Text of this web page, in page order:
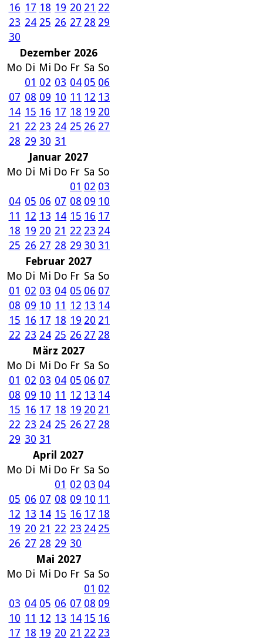
16 17 18 19 20 21 22
23 24 25 26 27 28 29
30
Dezember 2026
Mo Di Mi Do Fr Sa So
01 02 03 04 05 06
07 08 09 10 11 12 13
14 15 16 17 18 19 20
21 22 23 24 25 26 27
28 29 30 31
Januar 2027
Mo Di Mi Do Fr Sa So
01 02 03
04 05 06 07 08 09 10
11 12 13 14 15 16 17
18 19 20 21 22 23 24
25 26 27 28 29 30 31
Februar 2027
Mo Di Mi Do Fr Sa So
01 02 03 04 05 06 07
08 09 10 11 12 13 14
15 16 17 18 19 20 21
22 23 24 25 26 27 28
März 2027
Mo Di Mi Do Fr Sa So
01 02 03 04 05 06 07
08 09 10 11 12 13 14
15 16 17 18 19 20 21
22 23 24 25 26 27 28
29 30 31
April 2027
Mo Di Mi Do Fr Sa So
01 02 03 04
05 06 07 08 09 10 11
12 13 14 15 16 17 18
19 20 21 22 23 24 25
26 27 28 29 30
Mai 2027
Mo Di Mi Do Fr Sa So
01 02
03 04 05 06 07 08 09
10 11 12 13 14 15 16
17 18 19 20 21 22 23